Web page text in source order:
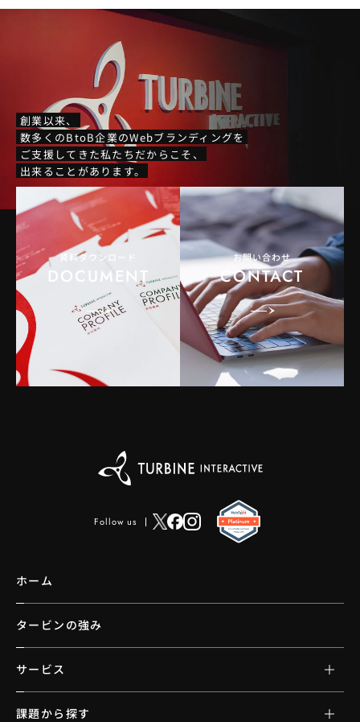
創業以来、
数多くのBtoB企業のWebブランディングを
ご支援してきた私たちだからこそ、
出来ることがあります。
資料ダウンロード
DOCUMENT
お問い合わせ
CONTACT
Follow us
ホーム
タービンの強み
サービス
課題から探す